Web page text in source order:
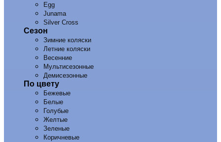
Egg
Junama
Silver Cross
Сезон
Зимние коляски
Летние коляски
Весенние
Мультисезонные
Демисезонные
По цвету
Бежевые
Белые
Голубые
Желтые
Зеленые
Коричневые